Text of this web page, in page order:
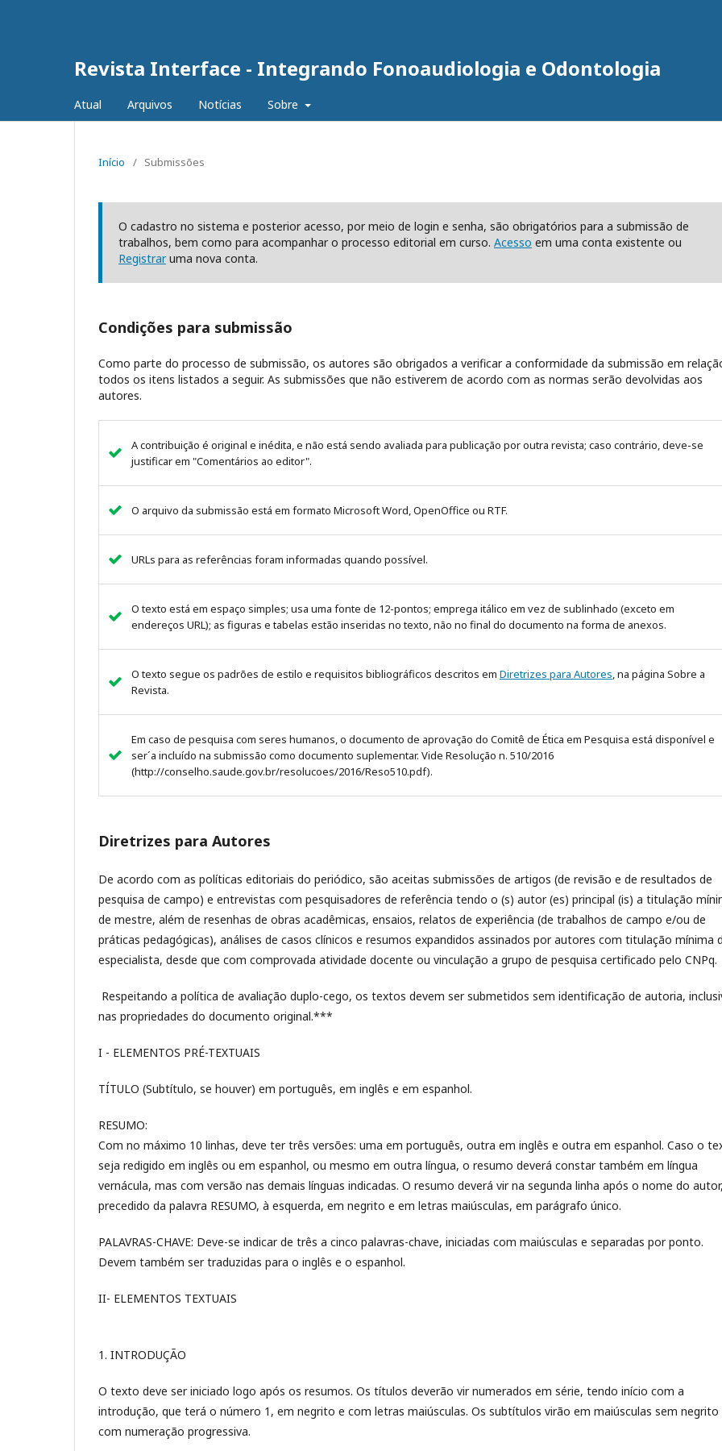
Revista Interface - Integrando Fonoaudiologia e Odontologia
Atual Arquivos Notícias Sobre
Início / Submissões
O cadastro no sistema e posterior acesso, por meio de login e senha, são obrigatórios para a submissão de
trabalhos, bem como para acompanhar o processo editorial em curso. Acesso em uma conta existente ou
Registraruma nova conta.
Condições para submissão
Como parte do processo de submissão, os autores são obrigados a verificar a conformidade da submissão em
todos os itens listados a seguir. As submissões que não estiverem de acordo com as normas serão devolvidas aos
autores.
A contribuição é original e inédita, e não está sendo avaliada para publicação por outra revista; caso contrário, deve-se
justificar em "Comentários ao editor".
O arquivo da submissão está em formato Microsoft Word, OpenOffice ou RTF.
URLs para as referências foram informadas quando possível.
O texto está em espaço simples; usa uma fonte de 12-pontos; emprega itálico em vez de sublinhado (exceto em
endereços URL); as figuras e tabelas estão inseridas no texto, não no final do documento na forma de anexos.
O texto segue os padrões de estilo e requisitos bibliográficos descritos em Diretrizes para Autores, na página Sobre a
Revista.
Em caso de pesquisa com seres humanos, o documento de aprovação do Comitê de Ética em Pesquisa está disponível e
ser´a incluído na submissão como documento suplementar. Vide Resolução n. 510/2016
(http://conselho.saude.gov.br/resolucoes/2016/Reso510.pdf).
Diretrizes para Autores
De acordo com as políticas editoriais do periódico, são aceitas submissões de artigos (de revisão e de resultados de
pesquisa de campo) e entrevistas com pesquisadores de referência tendo o (s) autor (es) principal (is) a titulação
de mestre, além de resenhas de obras acadêmicas, ensaios, relatos de experiência (de trabalhos de campo e/ou de
práticas pedagógicas), análises de casos clínicos e resumos expandidos assinados por autores com titulação mínima
especialista, desde que com comprovada atividade docente ou vinculação a grupo de pesquisa certificado pelo CNPq.
Respeitando a política de avaliação duplo-cego, os textos devem ser submetidos sem identificação de autoria,
nas propriedades do documento original.***
I - ELEMENTOS PRÉ-TEXTUAIS
TÍTULO (Subtítulo, se houver) em português, em inglês e em espanhol.
RESUMO:
Com no máximo 10 linhas, deve ter três versões: uma em português, outra em inglês e outra em espanhol. Caso o
seja redigido em inglês ou em espanhol, ou mesmo em outra língua, o resumo deverá constar também em língua
vernácula, mas com versão nas demais línguas indicadas. O resumo deverá vir na segunda linha após o nome do
precedido da palavra RESUMO, à esquerda, em negrito e em letras maiúsculas, em parágrafo único.
PALAVRAS-CHAVE: Deve-se indicar de três a cinco palavras-chave, iniciadas com maiúsculas e separadas por ponto.
Devem também ser traduzidas para o inglês e o espanhol.
II- ELEMENTOS TEXTUAIS
1. INTRODUÇÃO
O texto deve ser iniciado logo após os resumos. Os títulos deverão vir numerados em série, tendo início com a
introdução, que terá o número 1, em negrito e com letras maiúsculas. Os subtítulos virão em maiúsculas sem negrito
com numeração progressiva.